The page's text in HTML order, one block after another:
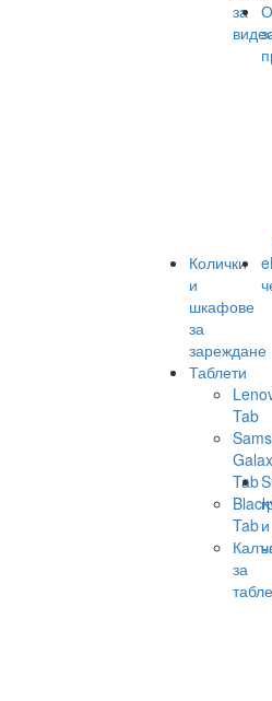
за
Колички
и
шкафове
за
зареждане
Таблети
Tab
Tab
Tab
за
и